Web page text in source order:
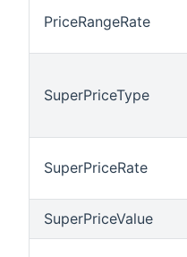
PriceRangeRate
SuperPriceType
SuperPriceRate
SuperPriceValue